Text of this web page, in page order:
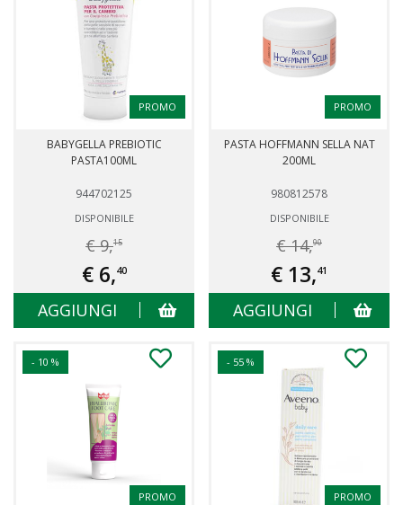
PROMO
BABYGELLA PREBIOTIC
PASTA100ML
944702125
DISPONIBILE
€ 9,15
€ 6,40
AGGIUNGI
PROMO
PASTA HOFFMANN SELLA NAT
200ML
980812578
DISPONIBILE
€ 14,90
€ 13,41
AGGIUNGI
- 10 %
PROMO
- 55 %
PROMO